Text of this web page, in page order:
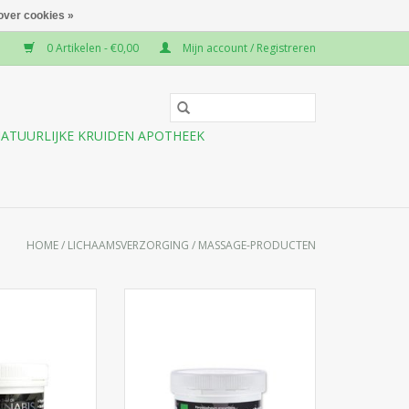
0 Artikelen - €0,00 Mijn account / Registreren
KRUIDEN APOTHEEK
HOME/ LICHAAMSVERZORGING / MASSAGE-PRODUCTEN
gewrichten en
ontstekingsremmende,
antiseptische en anesthetische
cookies »